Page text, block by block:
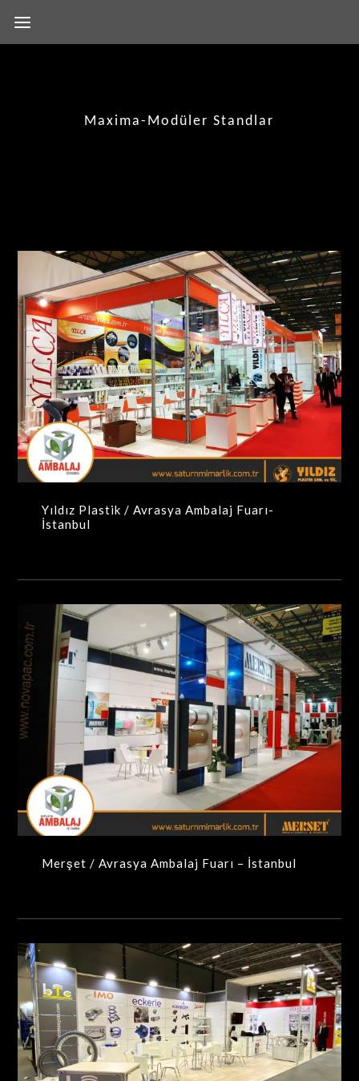
Maxima-Modüler Standlar
Yıldız Plastik / Avrasya Ambalaj Fuarı- İstanbul
MAXIMA-MODÜLER STANDLAR
Yıldız Plastik / Avrasya Ambalaj Fuarı-
İstanbul
Merşet / Avrasya Ambalaj Fuarı – İstanbul
MAXIMA-MODÜLER STANDLAR
Merşet / Avrasya Ambalaj Fuarı – İstanbul